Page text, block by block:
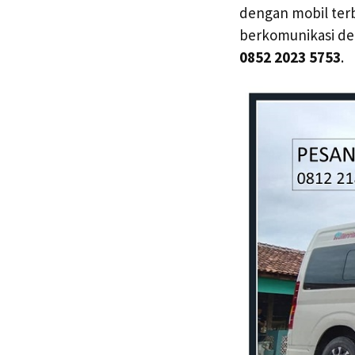
dengan mobil
berkomunikasi
0852 2023 5753.